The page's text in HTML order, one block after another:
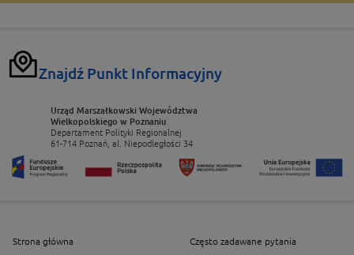
Znajdź Punkt Informacyjny
Urząd Marszałkowski Województwa
Wielkopolskiego w Poznaniu
Departament Polityki Regionalnej
61-714 Poznań, al. Niepodległości 34
Strona główna
Często zadawane pytania